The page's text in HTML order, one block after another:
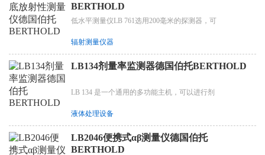
BERTHOLD
低水平测量仪LB 761选用200毫米的探测器，可
辐射测量仪器
LB134剂量率监测器德国伯托BERTHOLD
LB 134 是一个通用的多功能主机，可以进行剂
液体处理设备
LB2046便携式αβ测量仪德国伯托
BERTHOLD